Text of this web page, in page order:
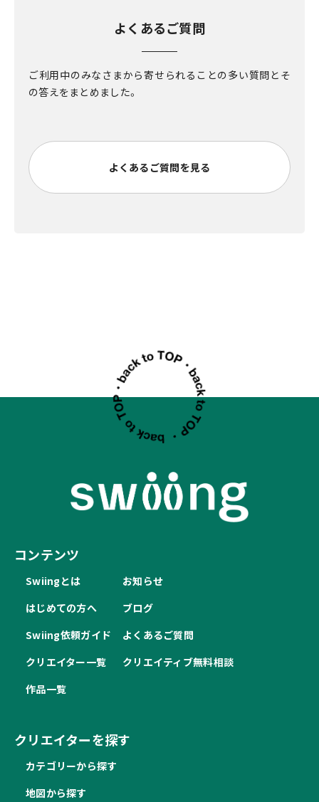
よくあるご質問
ご利用中のみなさまから寄せられることの多い質問とそ
の答えをまとめました。
よくあるご質問を見る
コンテンツ
Swiingとは
はじめての方へ
Swiing依頼ガイド
クリエイター一覧
作品一覧
お知らせ
ブログ
よくあるご質問
クリエイティブ無料相談
クリエイターを探す
カテゴリーから探す
地図から探す